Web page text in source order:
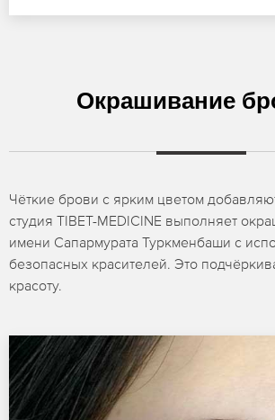
Окрашивание
Чёткие брови с ярким цветом
студия TIBET-MEDICINE выполняет
имени Сапармурата Туркменбаши с
безопасных красителей. Это
красоту.